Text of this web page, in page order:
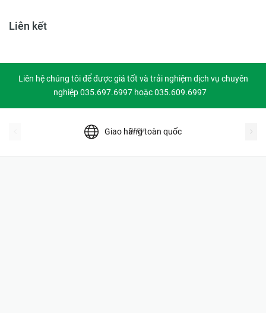
Liên kết
Liên hệ chúng tôi để được giá tốt và trải nghiệm dịch vụ chuyên
nghiệp 035.697.6997 hoặc 035.609.6997
Giao hàng toàn quốc
prev